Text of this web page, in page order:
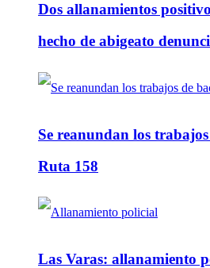
Dos allanamientos
hecho de abigeato
Se reanundan los
Ruta 158
Las Varas: allanamiento